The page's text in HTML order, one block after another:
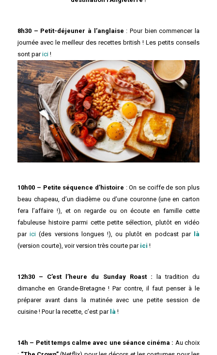
8h30 – Petit-déjeuner à l’anglaise : Pour bien commencer la
journée avec le meilleur des recettes british ! Les petits conseils
sont parici!
10h00 – Petite séquence d’histoire : On se coiffe de son plus
beau chapeau, d’un diadème ou d’une couronne (une en carton
fera l’affaire !), et on regarde ou on écoute en famille cette
fabuleuse histoire parmi cette petite sélection, plutôt en vidéo
parici (des versions longues !), ou plutôt en podcast par
là
(version courte), voir version très courte par ici !
12h30 – C’est l’heure du Sunday Roast :
la tradition du
dimanche en Grande-Bretagne ! Par contre, il faut penser à le
préparer avant dans la matinée avec une petite session de
cuisine ! Pour la recette, c’est par là !
14h – Petit temps calme avec une séance cinéma : Au choix